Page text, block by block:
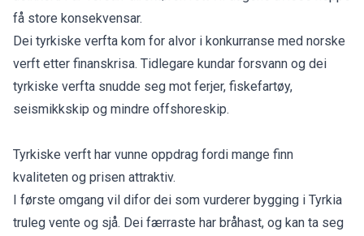
få store konsekvensar.
Dei tyrkiske verfta kom for alvor i konkurranse med norske
verft etter finanskrisa. Tidlegare kundar forsvann og dei
tyrkiske verfta snudde seg mot ferjer, fiskefartøy,
seismikkskip og mindre offshoreskip.
Tyrkiske verft har vunne oppdrag fordi mange finn
kvaliteten og prisen attraktiv.
I første omgang vil difor dei som vurderer bygging i Tyrkia
truleg vente og sjå. Dei færraste har bråhast, og kan ta seg